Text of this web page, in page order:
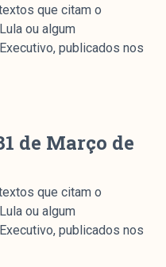
que citam o
ou algum
publicados nos
de Março de
que citam o
ou algum
publicados nos